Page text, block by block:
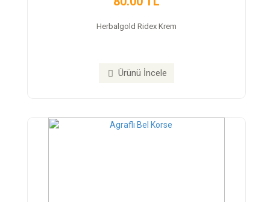
Herbalgold Ridex Krem
Ürünü İncele